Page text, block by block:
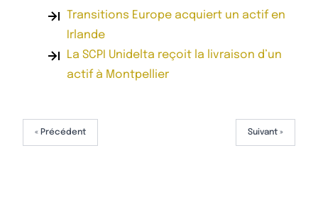
Transitions Europe acquiert un actif en
Irlande
La SCPI Unidelta reçoit la livraison d’un
actif à Montpellier
« Précédent Suivant »